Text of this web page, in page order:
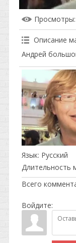
Просмотры
Описание
Андрей
Язык: Русский
Длительность
Всего
Войдите: